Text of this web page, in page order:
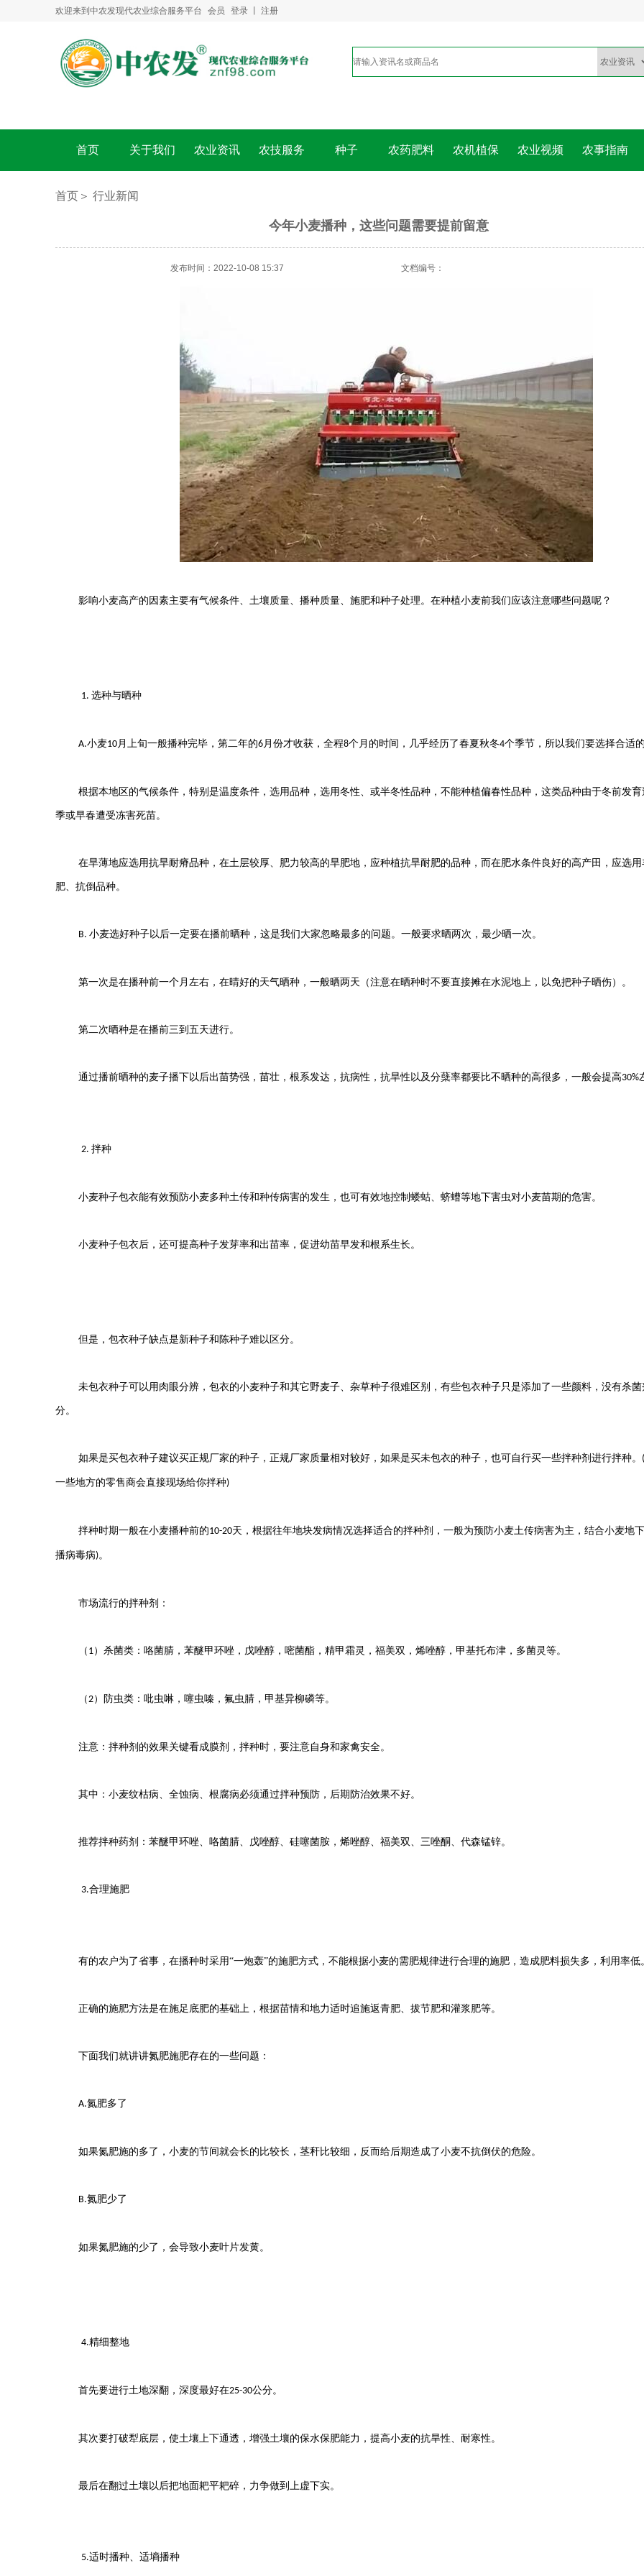
欢迎来到中农发现代农业综合服务平台 会员 登录 注册
首页 关于我们 农业资讯 农技服务 种子 农药肥料 农机植保 农业视频 农事指南
首页＞ 行业新闻
今年小麦播种，这些问题需要提前留意
发布时间：2022-10-08 15:37 文档编号：
影响小麦高产的因素主要有气候条件、土壤质量、播种质量、施肥和种子处理。在种植小麦前我们应该注意哪些问题呢？
1. 选种与晒种
A.小麦10月上旬一般播种完毕，第二年的6月份才收获，全程8个月的时间，几乎经历了春夏秋冬4个季节，所以我们要选择合适
根据本地区的气候条件，特别是温度条件，选用品种，选用冬性、或半冬性品种，不能种植偏春性品种，这类品种由于冬前发
季或早春遭受冻害死苗。
在旱薄地应选用抗旱耐瘠品种，在土层较厚、肥力较高的旱肥地，应种植抗旱耐肥的品种，而在肥水条件良好的高产田，应选
肥、抗倒品种。
B. 小麦选好种子以后一定要在播前晒种，这是我们大家忽略最多的问题。一般要求晒两次，最少晒一次。
第一次是在播种前一个月左右，在晴好的天气晒种，一般晒两天（注意在晒种时不要直接摊在水泥地上，以免把种子晒伤）。
第二次晒种是在播前三到五天进行。
通过播前晒种的麦子播下以后出苗势强，苗壮，根系发达，抗病性，抗旱性以及分蘖率都要比不晒种的高很多，一般会提高30%
2. 拌种
小麦种子包衣能有效预防小麦多种土传和种传病害的发生，也可有效地控制蝼蛄、蛴螬等地下害虫对小麦苗期的危害。
小麦种子包衣后，还可提高种子发芽率和出苗率，促进幼苗早发和根系生长。
但是，包衣种子缺点是新种子和陈种子难以区分。
未包衣种子可以用肉眼分辨，包衣的小麦种子和其它野麦子、杂草种子很难区别，有些包衣种子只是添加了一些颜料，没有杀
分。
如果是买包衣种子建议买正规厂家的种子，正规厂家质量相对较好，如果是买未包衣的种子，也可自行买一些拌种剂进行拌种。 (
一些地方的零售商会直接现场给你拌种)
拌种时期一般在小麦播种前的10-20天，根据往年地块发病情况选择适合的拌种剂，一般为预防小麦土传病害为主，结合小麦地
播病毒病)。
市场流行的拌种剂：
（ 1）杀菌类：咯菌腈，苯醚甲环唑，戊唑醇，嘧菌酯，精甲霜灵，福美双，烯唑醇，甲基托布津，多菌灵等。
（2）防虫类：吡虫啉，噻虫嗪，氟虫腈，甲基异柳磷等。
注意：拌种剂的效果关键看成膜剂，拌种时，要注意自身和家禽安全。
其中：小麦纹枯病、全蚀病、根腐病必须通过拌种预防，后期防治效果不好。
推荐拌种药剂：苯醚甲环唑、咯菌腈、戊唑醇、硅噻菌胺，烯唑醇、福美双、三唑酮、代森锰锌。
3.合理施肥
有的农户为了省事，在播种时采用“一炮轰”的施肥方式，不能根据小麦的需肥规律进行合理的施肥，造成肥料损失多，利用率低
正确的施肥方法是在施足底肥的基础上，根据苗情和地力适时追施返青肥、拔节肥和灌浆肥等。
下面我们就讲讲氮肥施肥存在的一些问题：
A.氮肥多了
如果氮肥施的多了，小麦的节间就会长的比较长，茎秆比较细，反而给后期造成了小麦不抗倒伏的危险。
B.氮肥少了
如果氮肥施的少了，会导致小麦叶片发黄。
4.精细整地
首先要进行土地深翻，深度最好在25-30公分。
其次要打破犁底层，使土壤上下通透，增强土壤的保水保肥能力，提高小麦的抗旱性、耐寒性。
最后在翻过土壤以后把地面耙平耙碎，力争做到上虚下实。
5.适时播种、适墒播种